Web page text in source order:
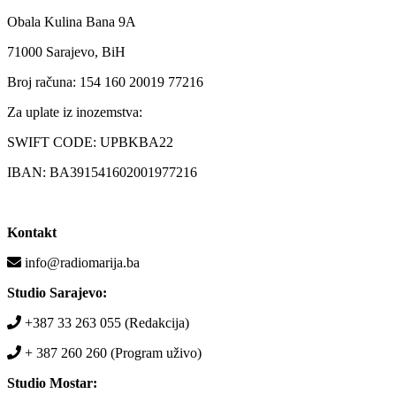
Obala Kulina Bana 9A
71000 Sarajevo, BiH
Broj računa: 154 160 20019 77216
Za uplate iz inozemstva:
SWIFT CODE: UPBKBA22
IBAN: BA391541602001977216
Kontakt
info@radiomarija.ba
Studio Sarajevo:
+387 33 263 055 (Redakcija)
+ 387 260 260 (Program uživo)
Studio Mostar: